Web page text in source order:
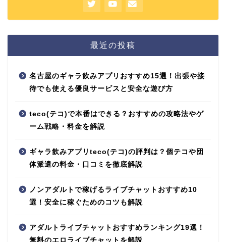
最近の投稿
名古屋のギャラ飲みアプリおすすめ15選！出張や接
待でも使える優良サービスと安全な遊び方
teco(テコ)で本番はできる？おすすめの攻略法やゲ
ーム戦略・料金を解説
ギャラ飲みアプリteco(テコ)の評判は？個テコや団
体派遣の料金・口コミを徹底解説
ノンアダルトで稼げるライブチャットおすすめ10
選！安全に稼ぐためのコツも解説
アダルトライブチャットおすすめランキング19選！
無料のエロライブチャットを解説